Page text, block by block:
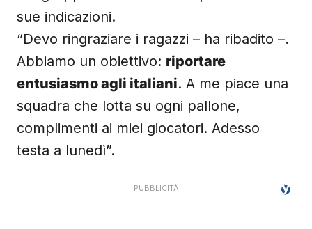
sue indicazioni.
“Devo ringraziare i ragazzi – ha ribadito –.
Abbiamo un obiettivo: riportare
entusiasmo agli italiani. A me piace una
squadra che lotta su ogni pallone,
complimenti ai miei giocatori. Adesso
testa a lunedì”.